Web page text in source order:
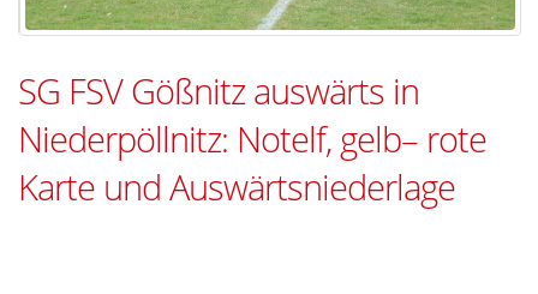
SG FSV Gößnitz auswärts in
Niederpöllnitz: Notelf, gelb– rote
Karte und Auswärtsniederlage